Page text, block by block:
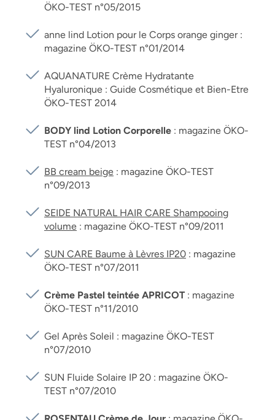
ÖKO-TEST n°05/2015
anne lind Lotion pour le Corps orange ginger :
magazine ÖKO-TEST n°01/2014
AQUANATURE Crème Hydratante
Hyaluronique : Guide Cosmétique et Bien-Etre
ÖKO-TEST 2014
BODY lind Lotion Corporelle : magazine ÖKO-
TEST n°04/2013
BB cream beige : magazine ÖKO-TEST
n°09/2013
SEIDE NATURAL HAIR CARE Shampooing
volume : magazine ÖKO-TEST n°09/2011
SUN CARE Baume à Lèvres IP20 : magazine
ÖKO-TEST n°07/2011
Crème Pastel teintée APRICOT : magazine
ÖKO-TEST n°11/2010
Gel Après Soleil : magazine ÖKO-TEST
n°07/2010
SUN Fluide Solaire IP 20 : magazine ÖKO-
TEST n°07/2010